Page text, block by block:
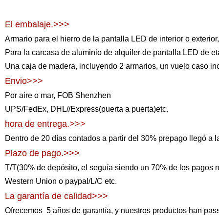
El embalaje.>>>
Armario para el hierro de la pantalla LED de interior o
Para la carcasa de aluminio de alquiler de pantalla LED de
Una caja de madera, incluyendo 2 armarios, un vuelo caso
Envio>>>
Por aire o mar, FOB Shenzhen
UPS/FedEx, DHL//Express(puerta a puerta)etc.
hora de entrega.>>>
Dentro de 20 días contados a partir del 30% prepago llegó a
Plazo de pago.>>>
T/T(30% de depósito, el seguía siendo un 70% de los pagos
Western Union o paypal/L/C etc.
La garantía de calidad>>>
Ofrecemos 5años de garantía, y nuestros productos han